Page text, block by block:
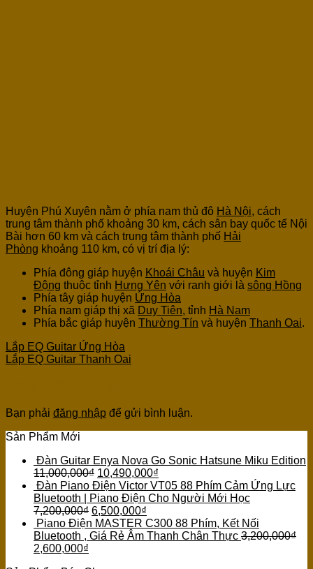
Huyện Phú Xuyên nằm ở phía nam thủ đô Hà Nội, cách
trung tâm thành phố khoảng 30 km, cách sân bay quốc tế Nội
Bài hơn 60 km và cách trung tâm thành phố Hải
Phòng khoảng 110 km, có vị trí địa lý:
Phía đông giáp huyện Khoái Châu và huyện Kim
Động thuộc tỉnh Hưng Yên với ranh giới là sông Hồng
Phía tây giáp huyện Ứng Hòa
Phía nam giáp thị xã Duy Tiên, tỉnh Hà Nam
Phía bắc giáp huyện Thường Tín và huyện Thanh Oai.
Lắp EQ Guitar Ứng Hòa
Lắp EQ Guitar Thanh Oai
Bạn phải đăng nhập để gửi bình luận.
Sản Phẩm Mới
Đàn Guitar Enya Nova Go Sonic Hatsune Miku Edition
11,000,000₫ 10,490,000₫
Đàn Piano Điện Victor VT05 88 Phím Cảm Ứng Lực
Bluetooth | Piano Điện Cho Người Mới Học
7,200,000₫ 6,500,000₫
Piano Điện MASTER C300 88 Phím, Kết Nối
Bluetooth , Giá Rẻ Âm Thanh Chân Thực 3,200,000₫
2,600,000₫